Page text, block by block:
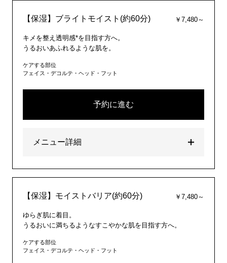
【保湿】ブライトモイスト(約60分) ￥7,480～
キメを整え透明感*を目指す方へ。
うるおいあふれるような肌を。
ケアする部位
フェイス・デコルテ・ヘッド・フット
予約に進む
メニュー詳細
【保湿】モイストバリア(約60分) ￥7,480～
ゆらぎ肌に着目。
うるおいに満ちるようなすこやかな肌を目指す方へ。
ケアする部位
フェイス・デコルテ・ヘッド・フット